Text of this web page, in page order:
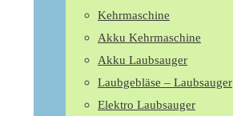
Kehrmaschine
Akku Kehrmaschine
Akku Laubsauger
Laubgebläse – Laubsauger
Elektro Laubsauger